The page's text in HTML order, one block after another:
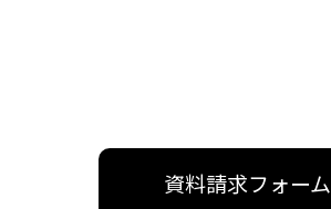
資料請求フォーム